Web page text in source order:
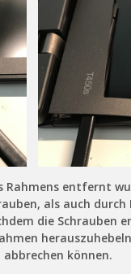
Rahmens entfernt
als auch
die Schrauben
können.